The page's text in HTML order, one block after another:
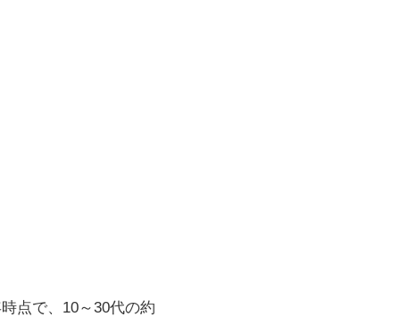
点で、10～30代の約